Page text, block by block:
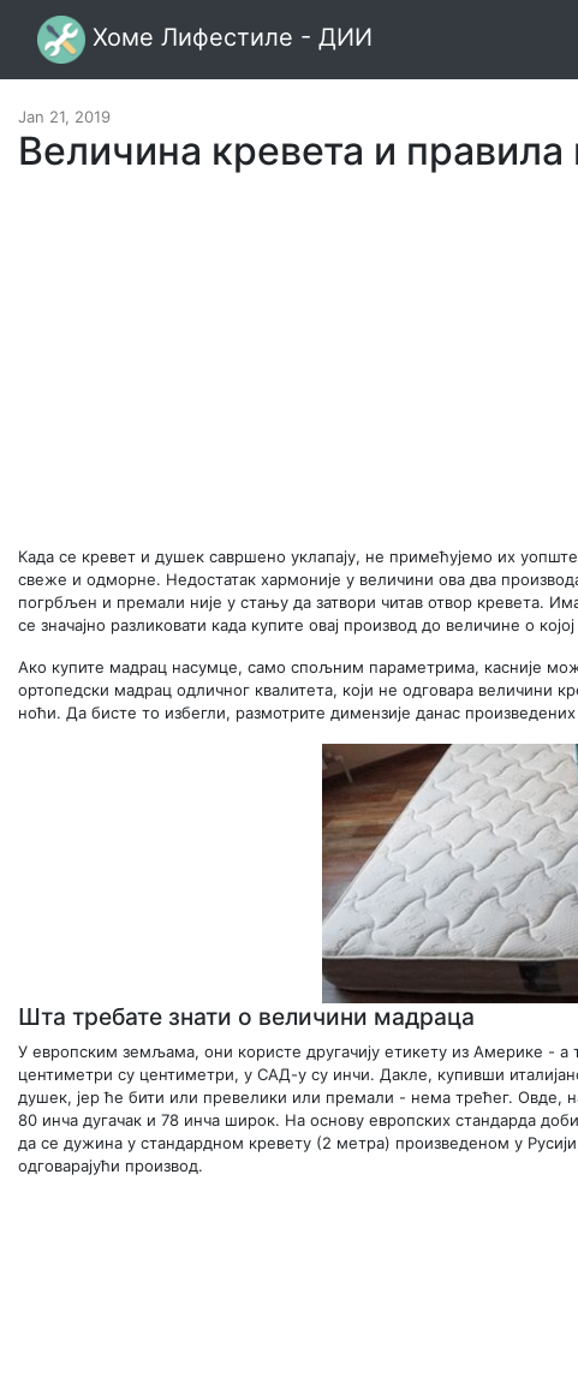
Хоме Лифестиле - ДИИ
Jan 21, 2019
Величина кревета и правила
Када се кревет и душек савршено уклапају, не примећујемо их
свеже и одморне. Недостатак хармоније у величини ова два
погрбљен и премали није у стању да затвори читав отвор кревета.
се значајно разликовати када купите овај производ до величине о
Ако купите мадрац насумце, само спољним параметрима, касније
ортопедски мадрац одличног квалитета, који не одговара величини
ноћи. Да бисте то избегли, размотрите димензије данас
Шта требате знати о величини мадраца
У европским земљама, они користе другачију етикету из Америке - а
центиметри су центиметри, у САД-у су инчи. Дакле, купивши
душек, јер ће бити или превелики или премали - нема трећег.
80 инча дугачак и 78 инча широк. На основу европских стандарда
да се дужина у стандардном кревету (2 метра) произведеном у
одговарајући производ.